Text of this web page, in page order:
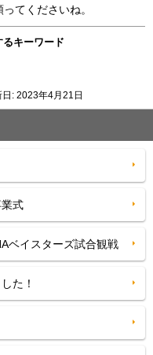
てくださいね。
キーワード
日: 2023年4月21日
式
ベイスターズ試合観戦
た！